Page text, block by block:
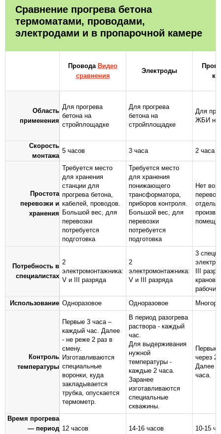
Сравнение прогрева бетона
термоматами, проводами,
электродами и в пропарочной камере
Провода Видео
сравнения
Электроды
Область
применения
Для прогрева
бетона на
стройплощадке
Для прогрева
бетона на
стройплощадке
Для
ЖБИ на
Скорость
монтажа
5 часов 3 часа 2 часа
Простота
перевозки и
хранения
Требуется место
для хранения
станции для
прогрева бетона,
кабелей, проводов.
Большой вес, для
перевозки
потребуется
подготовка
Требуется место
для хранения
понижающего
трансформатора,
приборов контроля.
Большой вес, для
перевозки
потребуется
подготовка
Нет
Потребность в
специалистах
2
электромонтажника:
V и III разряда
2
электромонтажника:
V и III разряда
3
III
рабочий
Использование Одноразовое Одноразовое
Контроль
температуры
Первые 3 часа –
каждый час. Далее
- не реже 2 раз в
смену.
Изготавливаются
специальные
воронки, куда
закладывается
трубка, опускается
термометр.
В период разогрева
раствора - каждый
час.
Для выдерживания
нужной
температуры -
каждые 2 часа.
Заранее
изготавливаются
специальные
скважины.
Первые
через 2
Далее -
часа.
Время прогрева
— период 12 часов 14-16 часов 10-15